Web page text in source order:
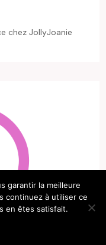
chez JollyJoanie
garantir la meilleure
continuez à utiliser ce
en êtes satisfait.